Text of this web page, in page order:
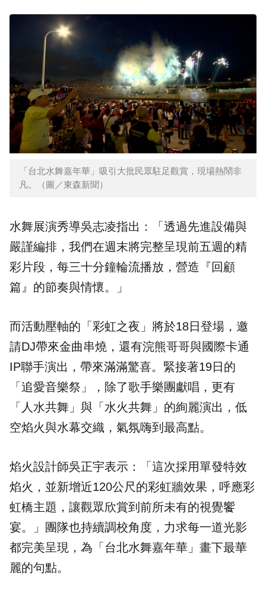
「台北水舞嘉年華」吸引大批民眾駐足觀賞，現場熱鬧非
凡。（圖／東森新聞）
水舞展演秀導吳志凌指出：「透過先進設備與
嚴謹編排，我們在週末將完整呈現前五週的精
彩片段，每三十分鐘輪流播放，營造『回顧
篇』的節奏與情懷。」
而活動壓軸的「 彩虹之夜 」將於18日登場，邀
請DJ帶來金曲串燒，還有浣熊哥哥與國際卡通
IP聯手演出，帶來滿滿驚喜。緊接著19日的
「追愛音樂祭」，除了歌手樂團獻唱，更有
「人水共舞」與「水火共舞」的絢麗演出，低
空焰火與水幕交織，氣氛嗨到最高點。
焰火設計師吳正宇表示：「這次採用單發特效
焰火，並新增近120公尺的彩虹牆效果，呼應彩
虹橋主題，讓觀眾欣賞到前所未有的視覺饗
宴。」團隊也持續調校角度，力求每一道光影
都完美呈現，為「台北水舞嘉年華」畫下最華
麗的句點。